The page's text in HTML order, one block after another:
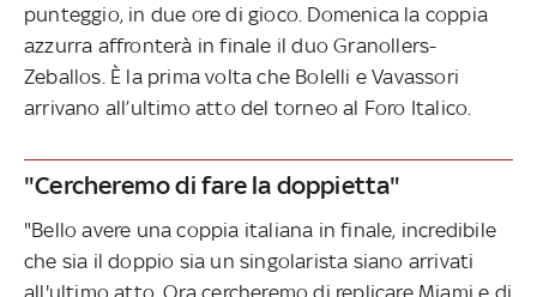
punteggio, in due ore di gioco. Domenica la coppia
azzurra affronterà in finale il duo Granollers-
Zeballos. È la prima volta che Bolelli e Vavassori
arrivano all’ultimo atto del torneo al Foro Italico.
"Cercheremo di fare la doppietta"
"Bello avere una coppia italiana in finale, incredibile
che sia il doppio sia un singolarista siano arrivati
all'ultimo atto. Ora cercheremo di replicare Miami e di